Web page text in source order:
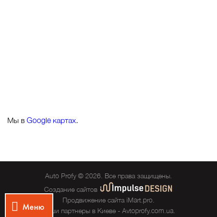
Меню
Мы в Google картах.
Auto Profy © 2026. Все права защищены.
Создание сайтов
Продвижение сайта iMart.pro
Наши партнеры в Киеве - Avtoprofy.com.ua